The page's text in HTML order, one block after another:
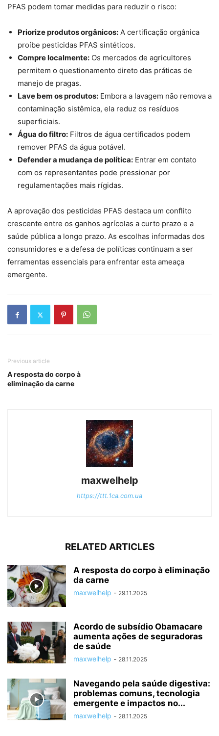
PFAS podem tomar medidas para reduzir o risco:
Priorize produtos orgânicos: A certificação orgânica
proíbe pesticidas PFAS sintéticos.
Compre localmente: Os mercados de agricultores
permitem o questionamento direto das práticas de
manejo de pragas.
Lave bem os produtos: Embora a lavagem não remova a
contaminação sistêmica, ela reduz os resíduos
superficiais.
Água do filtro: Filtros de água certificados podem
remover PFAS da água potável.
Defender a mudança de política: Entrar em contato
com os representantes pode pressionar por
regulamentações mais rígidas.
A aprovação dos pesticidas PFAS destaca um conflito
crescente entre os ganhos agrícolas a curto prazo e a
saúde pública a longo prazo. As escolhas informadas dos
consumidores e a defesa de políticas continuam a ser
ferramentas essenciais para enfrentar esta ameaça
emergente.
Previous article
A resposta do corpo à
eliminação da carne
maxwelhelp
https://ttt.1ca.com.ua
RELATED ARTICLES
A resposta do corpo à eliminação
da carne
maxwelhelp - 29.11.2025
Acordo de subsídio Obamacare
aumenta ações de seguradoras
de saúde
maxwelhelp - 28.11.2025
Navegando pela saúde digestiva:
problemas comuns, tecnologia
emergente e impactos no...
maxwelhelp - 28.11.2025